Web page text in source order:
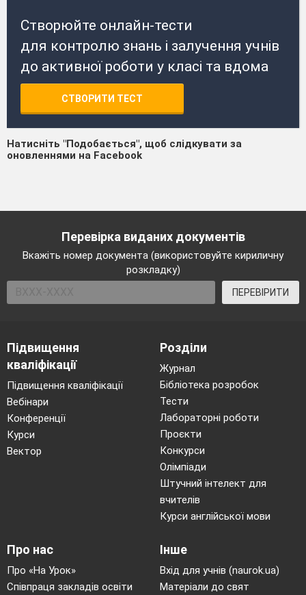
Створюйте онлайн-тести
для контролю знань і залучення учнів
до активної роботи у класі та вдома
СТВОРИТИ ТЕСТ
Натисніть "Подобається", щоб слідкувати за
оновленнями на Facebook
Перевірка виданих документів
Вкажіть номер документа (використовуйте кириличну
розкладку)
ПЕРЕВІРИТИ
Підвищення
кваліфікації
Підвищення кваліфікації
Вебінари
Конференції
Курси
Вектор
Розділи
Журнал
Бібліотека розробок
Тести
Лабораторні роботи
Проєкти
Конкурси
Олімпіади
Штучний інтелект для
вчителів
Курси англійської мови
Про нас
Про «На Урок»
Співпраця закладів освіти
Інше
Вхід для учнів (naurok.ua)
Матеріали до свят